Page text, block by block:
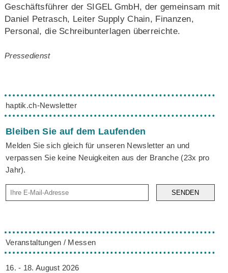
Geschäftsführer der SIGEL GmbH, der gemeinsam mit
Daniel Petrasch, Leiter Supply Chain, Finanzen,
Personal, die Schreibunterlagen überreichte.
Pressedienst
haptik.ch-Newsletter
Bleiben Sie auf dem Laufenden
Melden Sie sich gleich für unseren Newsletter an und
verpassen Sie keine Neuigkeiten aus der Branche (23x pro
Jahr).
SENDEN
Veranstaltungen / Messen
16. - 18. August 2026